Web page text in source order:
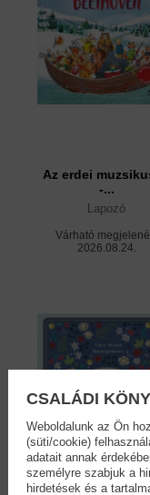
Az erdei
-...
Lapozó
Várható
2026.08.24.
CSALÁDI
Weboldalunk az Ön
(süti/cookie)
adatait annak
személyre szabjuk a
hirdetések és a